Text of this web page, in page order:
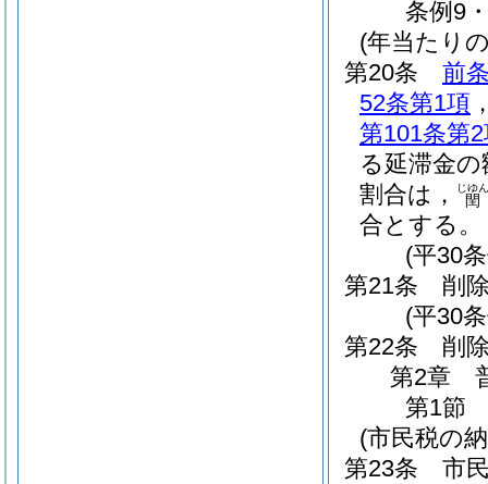
条例9
(年当たり
第20条
前
52条第1項
第101条第
る延滞金
割合は，
閏
じゆん
合とする。
(平30
第21条
削
(平30
第22条
削
第2章
第1節
(市民税の
第23条
市